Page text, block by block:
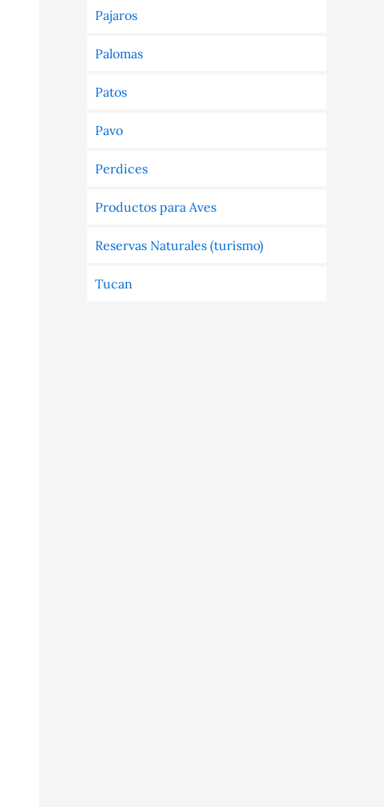
Pajaros
Palomas
Patos
Pavo
Perdices
Productos para Aves
Reservas Naturales (turismo)
Tucan